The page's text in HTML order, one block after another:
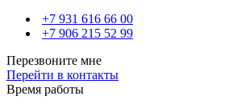
+7 931 616 66 00
+7 906 215 52 99
Перезвоните мне
Перейти в контакты
Время работы